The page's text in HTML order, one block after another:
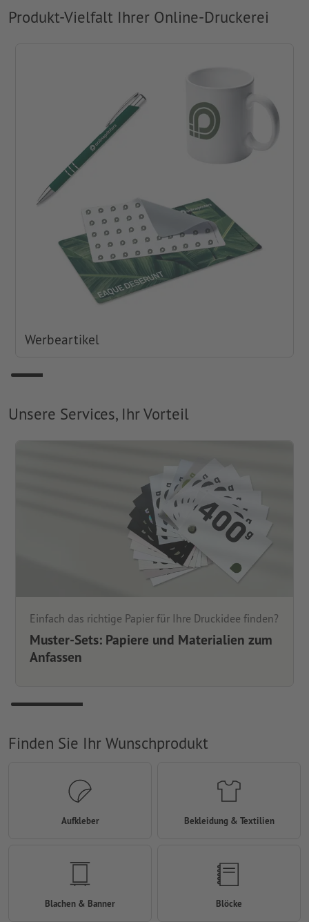
Produkt-Vielfalt Ihrer Online-Druckerei
Werbeartikel
Unsere Services, Ihr Vorteil
Einfach das richtige Papier für Ihre Druckidee finden?
Muster-Sets: Papiere und Materialien zum
Anfassen
Finden Sie Ihr Wunschprodukt
Aufkleber Bekleidung & Textilien
Blachen & Banner Blöcke